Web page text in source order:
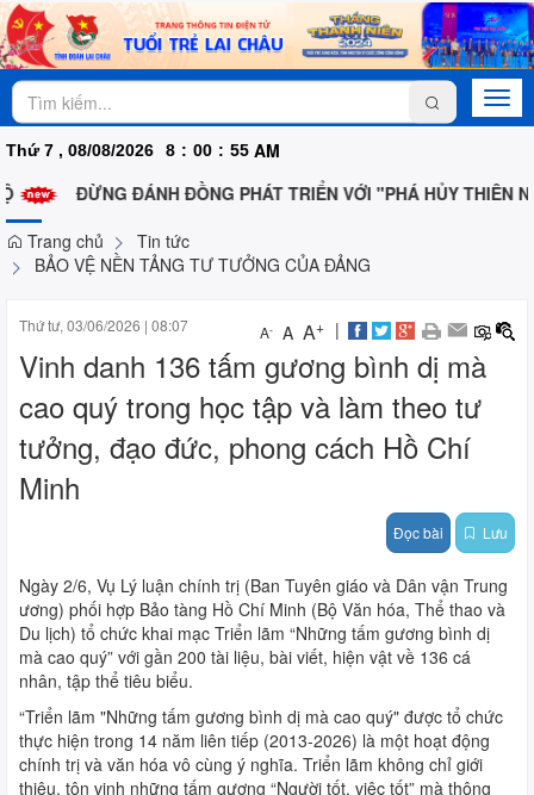
Thứ 7 , 08/08/2026 8 : 00 : 55 AM
ĐỪNG ĐÁNH ĐỒNG PHÁT TRIỂN VỚI "PHÁ HỦY THIÊN
Trang chủ
Tin tức
BẢO VỆ NỀN TẢNG TƯ TƯỞNG CỦA ĐẢNG
Thứ tư, 03/06/2026 | 08:07 A- A A+ |
Vinh danh 136 tấm gương bình dị mà
cao quý trong học tập và làm theo tư
tưởng, đạo đức, phong cách Hồ Chí
Minh
Đọc bài Lưu
Ngày 2/6, Vụ Lý luận chính trị (Ban Tuyên giáo và Dân vận Trung
ương) phối hợp Bảo tàng Hồ Chí Minh (Bộ Văn hóa, Thể thao và
Du lịch) tổ chức khai mạc Triển lãm “Những tấm gương bình dị
mà cao quý” với gần 200 tài liệu, bài viết, hiện vật về 136 cá
nhân, tập thể tiêu biểu.
“Triển lãm "Những tấm gương bình dị mà cao quý" được tổ chức
thực hiện trong 14 năm liên tiếp (2013-2026) là một hoạt động
chính trị và văn hóa vô cùng ý nghĩa. Triển lãm không chỉ giới
thiệu, tôn vinh những tấm gương “Người tốt, việc tốt” mà thông